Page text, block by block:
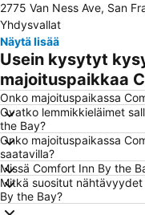
Financial District
Mission District
Tenderloin
Muir Woods National
2775 Van Ness Ave, San
Yhdysvallat
Näytä lisää
Usein kysytyt
majoituspaikkaa
Onko majoituspaikassa
Ovatko lemmikkieläimet
the Bay?
Onko majoituspaikassa
saatavilla?
Missä Comfort Inn By the
Mitkä suositut
By the Bay?